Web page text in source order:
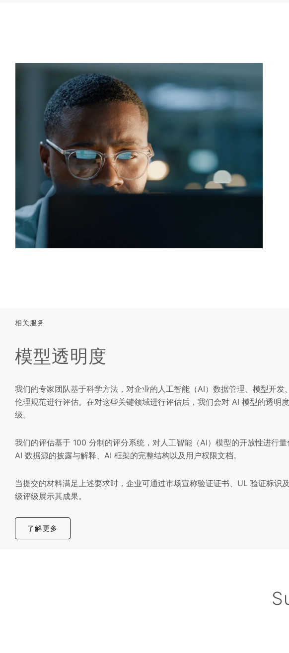
相关服务
模型透明度
我们的专家团队基于科学方法，对企业的人工智能（AI）数据管理、模型开发
伦理规范进行评估。在对这些关键领域进行评估后，我们会对 AI 模型的透明
级。
我们的评估基于 100 分制的评分系统，对人工智能（AI）模型的开放性进行
AI 数据源的披露与解释、AI 框架的完整结构以及用户权限文档。
当提交的材料满足上述要求时，企业可通过市场宣称验证证书、UL 验证标识
级评级展示其成果。
了解更多